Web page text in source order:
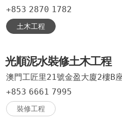
+853 2870 1782
土木工程
光順泥水裝修土木工程
澳門工匠里21號金盈大廈2樓B
+853 6661 7995
裝修工程